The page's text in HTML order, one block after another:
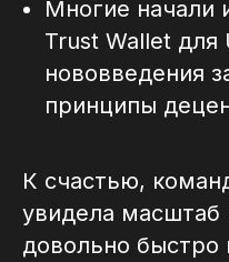
Многие начали
Trust Wallet для
нововведения
принципы
К счастью,
увидела
довольно быстро